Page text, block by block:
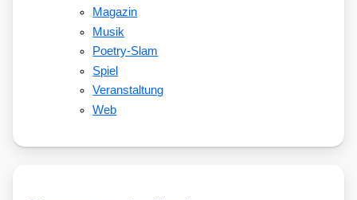
Magazin
Musik
Poetry-Slam
Spiel
Veranstaltung
Web